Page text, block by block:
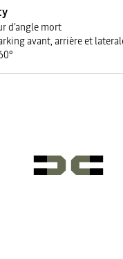
d'angle mort
avant, arrière et